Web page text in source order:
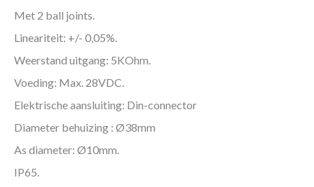
Met 2 ball joints.
Lineariteit: +/- 0,05%.
Weerstand uitgang: 5KOhm.
Voeding: Max. 28VDC.
Elektrische aansluiting: Din-connector
Diameter behuizing : Ø38mm
As diameter: Ø10mm.
IP65.